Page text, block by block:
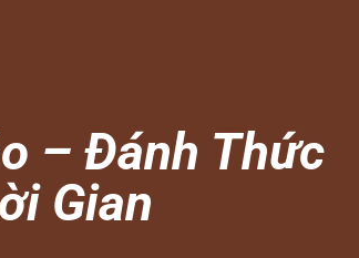
– Đánh Thức
Gian